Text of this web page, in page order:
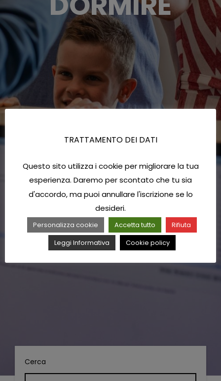
Cerca
TRATTAMENTO DEI DATI
Questo sito utilizza i cookie per migliorare la tua
esperienza. Daremo per scontato che tu sia
d'accordo, ma puoi annullare l'iscrizione se lo
desideri.
Personalizza cookie Accetta tutto
Rifiuta
Leggi Informativa
Cookie policy